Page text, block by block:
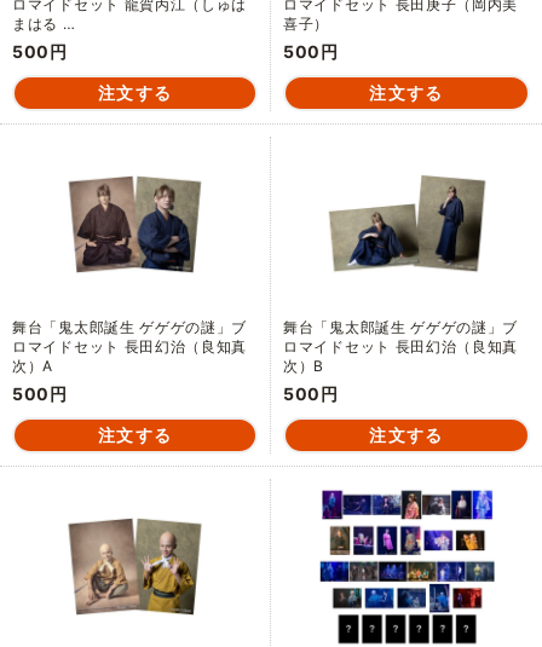
ロマイドセット 龍賀丙江（しゅは
まはる …
500円
ロマイドセット 長田庚子（岡内美
喜子）
500円
舞台「鬼太郎誕生 ゲゲゲの謎」ブ
ロマイドセット 長田幻治（良知真
次）A
500円
舞台「鬼太郎誕生 ゲゲゲの謎」ブ
ロマイドセット 長田幻治（良知真
次）B
500円